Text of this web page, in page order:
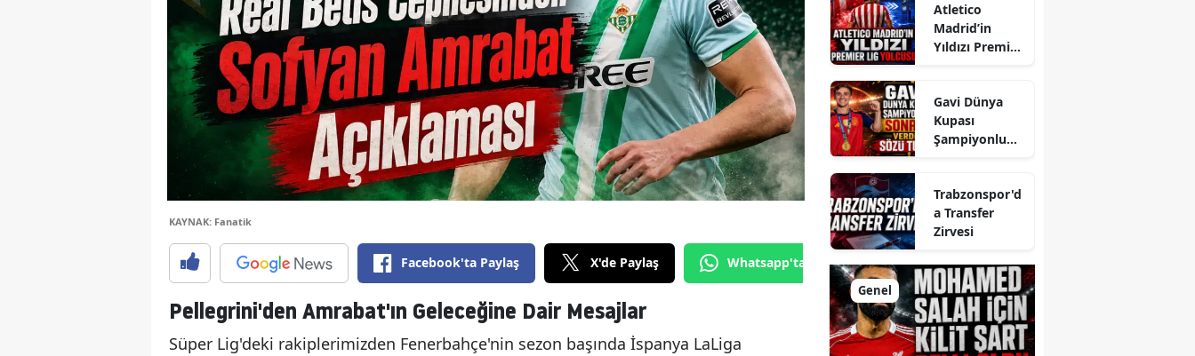
KAYNAK: Fanatik
Facebook'ta Paylaş X'de Paylaş Whatsapp'tan Gönder
Pellegrini'den Amrabat'ın Geleceğine Dair Mesajlar
Süper Lig'deki rakiplerimizden Fenerbahçe'nin sezon başında İspanya LaLiga
Atletico
Madrid’in
Yıldızı Premier
Gavi Dünya
Kupası
Şampiyonluğu
Tuttu
Trabzonspor'd
a Transfer
Zirvesi
Genel